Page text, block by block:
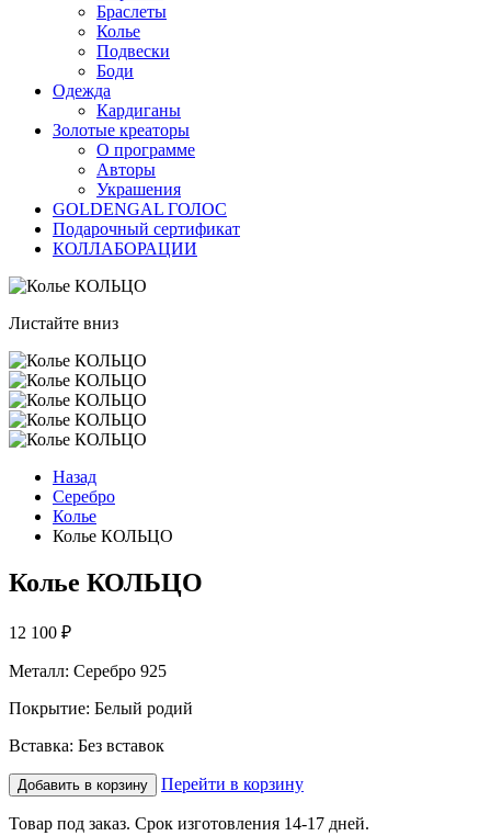
Браслеты
Колье
Подвески
Боди
Одежда
Кардиганы
Золотые креаторы
О программе
Авторы
Украшения
GOLDENGAL ГОЛОС
Подарочный сертификат
КОЛЛАБОРАЦИИ
Листайте вниз
Назад
Серебро
Колье
Колье КОЛЬЦО
Колье КОЛЬЦО
12 100 ₽
Металл: Серебро 925
Покрытие: Белый родий
Вставка: Без вставок
Добавить в корзину Перейти в корзину
Товар под заказ. Срок изготовления 14-17 дней.